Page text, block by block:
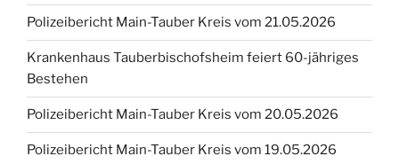
Polizeibericht Main-Tauber Kreis vom 21.05.2026
Krankenhaus Tauberbischofsheim feiert 60-jähriges
Bestehen
Polizeibericht Main-Tauber Kreis vom 20.05.2026
Polizeibericht Main-Tauber Kreis vom 19.05.2026